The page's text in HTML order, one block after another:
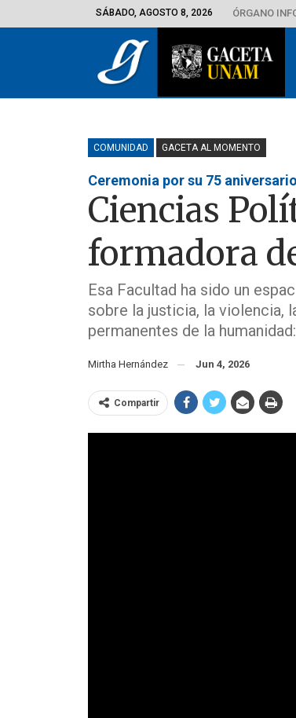
SÁBADO, AGOSTO 8, 2026 ÓRGANO
COMUNIDAD GACETA AL MOMENTO
Ceremonia por su 75 aniversario
Ciencias
formadora
Esa Facultad ha sido un
sobre la justicia, la violencia,
permanentes de la
Mirtha Hernández Jun 4, 2026
Compartir